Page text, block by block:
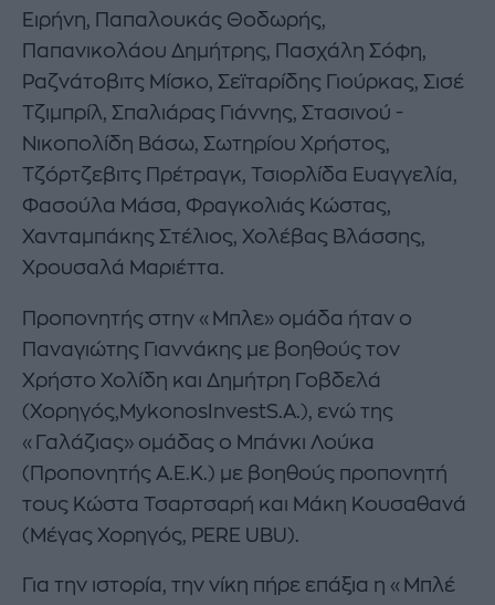
Ειρήνη, Παπαλουκάς Θοδωρής,
Παπανικολάου Δημήτρης, Πασχάλη Σόφη,
Ραζνάτοβιτς Μίσκο, Σεϊταρίδης Γιούρκας, Σισέ
Τζιμπρίλ, Σπαλιάρας Γιάννης, Στασινού -
Νικοπολίδη Βάσω, Σωτηρίου Χρήστος,
Τζόρτζεβιτς Πρέτραγκ, Τσιορλίδα Ευαγγελία,
Φασούλα Μάσα, Φραγκολιάς Κώστας,
Χανταμπάκης Στέλιος, Χολέβας Βλάσσης,
Χρουσαλά Μαριέττα.
Προπονητής στην «Μπλε» ομάδα ήταν ο
Παναγιώτης Γιαννάκης με βοηθούς τον
Χρήστο Χολίδη και Δημήτρη Γοβδελά
(Χορηγός,MykonosInvestS.A.), ενώ της
«Γαλάζιας» ομάδας ο Μπάνκι Λούκα
(Προπονητής Α.Ε.Κ.) με βοηθούς προπονητή
τους Κώστα Τσαρτσαρή και Μάκη Κουσαθανά
(Μέγας Χορηγός, PERE UBU).
Για την ιστορία, την νίκη πήρε επάξια η «Μπλέ